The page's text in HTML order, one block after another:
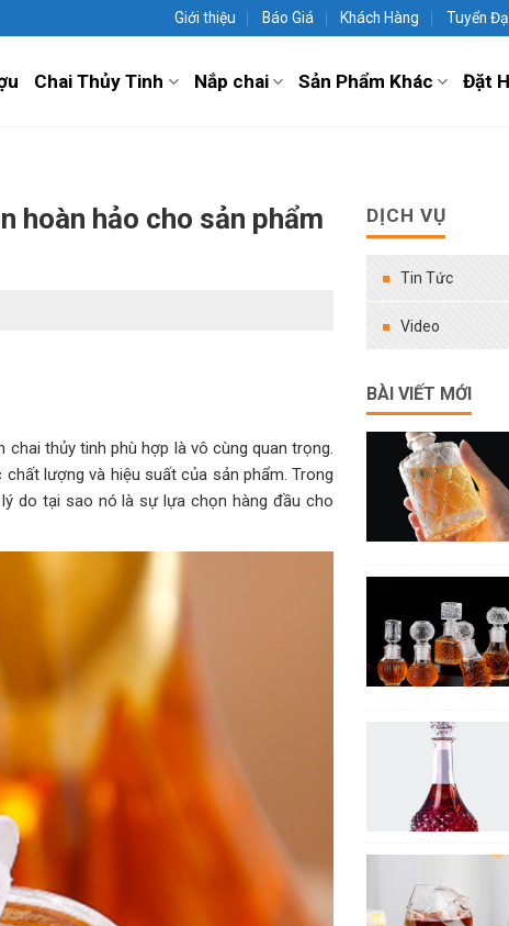
Giới thiệu Báo Giá Khách Hàng Tuyển
Chai Thủy Tinh Nắp chai Sản Phẩm Khác Đặt
hoàn hảo cho sản phẩm
thủy tinh phù hợp là vô cùng quan trọng.
lượng và hiệu suất của sản phẩm. Trong
do tại sao nó là sự lựa chọn hàng đầu cho
DỊCH VỤ
Tin Tức
Video
BÀI VIẾT MỚI